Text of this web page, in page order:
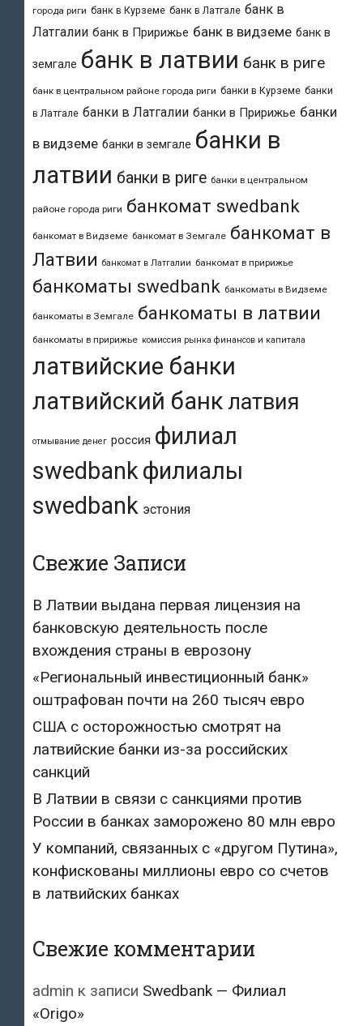
города риги банк в Курземе банк в Латгале банк в
Латгалии банк в Пририжье банк в видземе банк в
земгале банк в латвии банк в риге
банк в центральном районе города риги банки в Курземе банки
в Латгале банки в Латгалии банки в Пририжье банки
в видземе банки в земгале банки в
латвии банки в риге банки в центральном
районе города риги банкомат swedbank
банкомат в Видземе банкомат в Земгале банкомат в
Латвии банкомат в Латгалии банкомат в пририжье
банкоматы swedbank банкоматы в Видземе
банкоматы в Земгале банкоматы в латвии
банкоматы в пририжье комиссия рынка финансов и капитала
латвийские банки
латвийский банк латвия
отмывание денег россия филиал
swedbankфилиалы
swedbank эстония
Свежие Записи
В Латвии выдана первая лицензия на
банковскую деятельность после
вхождения страны в еврозону
«Региональный инвестиционный банк»
оштрафован почти на 260 тысяч евро
США с осторожностью смотрят на
латвийские банки из-за российских
санкций
В Латвии в связи с санкциями против
России в банках заморожено 80 млн евро
У компаний, связанных с «другом Путина»,
конфискованы миллионы евро со счетов
в латвийских банках
Свежие комментарии
admin к записи Swedbank — Филиал
«Origo»